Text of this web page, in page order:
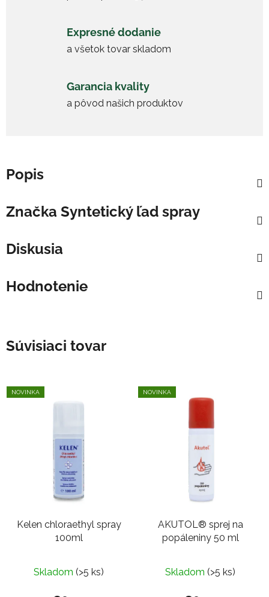
Expresné dodanie
a všetok tovar skladom
Garancia kvality
a pôvod našich produktov
Popis
Značka Syntetický ľad spray
Diskusia
Hodnotenie
Súvisiaci tovar
NOVINKA
Kelen chloraethyl spray
100ml
Skladom (>5 ks)
NOVINKA
AKUTOL® sprej na
popáleniny 50 ml
hodnotenie
Skladom (>5 ks)